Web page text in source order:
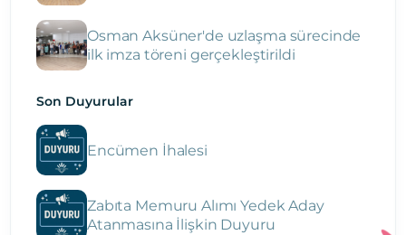
Osman Aksüner'de uzlaşma sürecinde
ilk imza töreni gerçekleştirildi
Son Duyurular
Encümen İhalesi
Zabıta Memuru Alımı Yedek Aday
Atanmasına İlişkin Duyuru